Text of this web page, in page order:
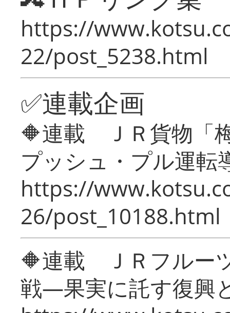
https://
22/post_5238.html
✅連載企画
🔶連載 ＪＲ貨物「
プッシュ・プル運転
https://
26/post_10188.html
🔶連載 ＪＲフルー
戦―果実に託す復興